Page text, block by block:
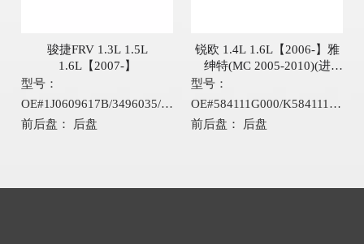
骏捷FRV 1.3L 1.5L
1.6L【2007-】
型号：
OE#1J0609617B/3496035/YH6295
前后盘：
后盘
锐欧 1.4L 1.6L【2006-】雅
绅特(MC 2005-2010)(进
口)1.4L 1.6L【2005-】
型号：
OE#584111G000/K584111G000/YH6664
前后盘：
后盘